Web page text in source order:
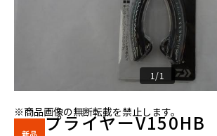
1/1
※商品画像の無断転載を禁止します。
プライヤーV150HB